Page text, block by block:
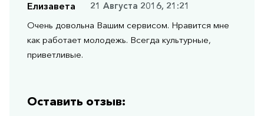
Елизавета
21 Августа 2016, 21:21
Очень довольна Вашим сервисом. Нравится мне
как работает молодежь. Всегда культурные,
приветливые.
Оставить отзыв: